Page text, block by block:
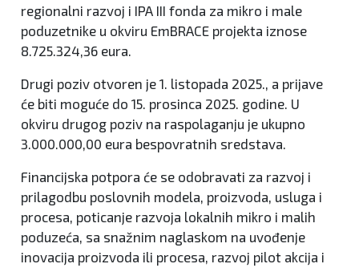
regionalni razvoj i IPA III fonda za mikro i male
poduzetnike u okviru EmBRACE projekta iznose
8.725.324,36 eura.
Drugi poziv otvoren je 1. listopada 2025., a prijave
će biti moguće do 15. prosinca 2025. godine. U
okviru drugog poziv na raspolaganju je ukupno
3.000.000,00 eura bespovratnih sredstava.
Financijska potpora će se odobravati za razvoj i
prilagodbu poslovnih modela, proizvoda, usluga i
procesa, poticanje razvoja lokalnih mikro i malih
poduzeća, sa snažnim naglaskom na uvođenje
inovacija proizvoda ili procesa, razvoj pilot akcija i